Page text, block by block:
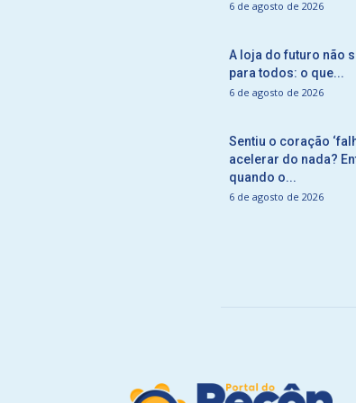
6 de agosto de 2026
A loja do futuro não
para todos: o que...
6 de agosto de 2026
Sentiu o coração
acelerar do nada?
quando o...
6 de agosto de 2026